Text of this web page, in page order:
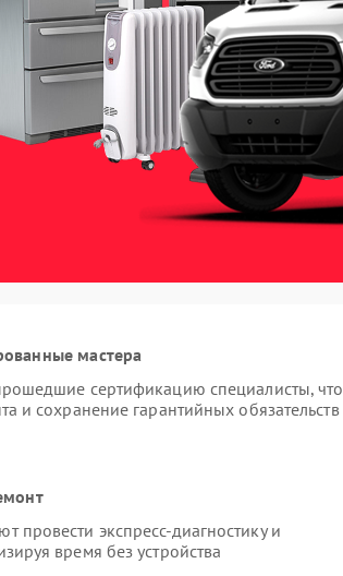
мастера
сертификацию специалисты, что
и сохранение гарантийных обязательств
провести экспресс-диагностику и
время без устройства